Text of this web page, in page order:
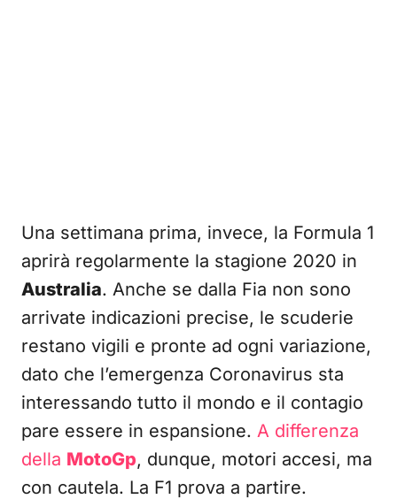
Una settimana prima, invece, la Formula 1
aprirà regolarmente la stagione 2020 in
Australia. Anche se dalla Fia non sono
arrivate indicazioni precise, le scuderie
restano vigili e pronte ad ogni variazione,
dato che l’emergenza Coronavirus sta
interessando tutto il mondo e il contagio
pare essere in espansione. A differenza
della MotoGp, dunque, motori accesi, ma
con cautela. La F1 prova a partire.